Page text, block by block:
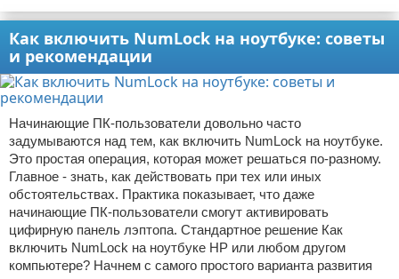
Как включить NumLock на ноутбуке: советы
и рекомендации
Начинающие ПК-пользователи довольно часто
задумываются над тем, как включить NumLock на ноутбуке.
Это простая операция, которая может решаться по-разному.
Главное - знать, как действовать при тех или иных
обстоятельствах. Практика показывает, что даже
начинающие ПК-пользователи смогут активировать
цифирную панель лэптопа. Стандартное решение Как
включить NumLock на ноутбуке HP или любом другом
компьютере? Начнем с самого простого варианта развития